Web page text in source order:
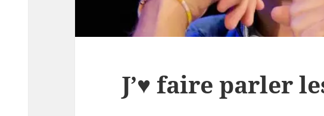
J’♥️ faire parler